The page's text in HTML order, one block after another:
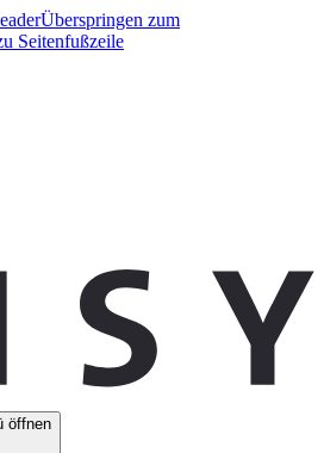
Überspringen zum
Seitenfußzeile
öffnen